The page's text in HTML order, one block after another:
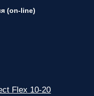
(on-line)
Flex 10-20